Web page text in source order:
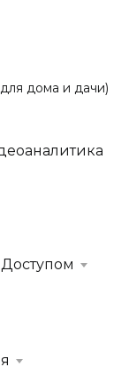
дома и дачи)